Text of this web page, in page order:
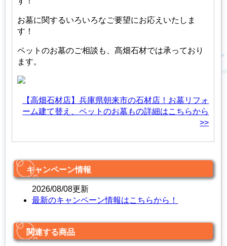
お墓に関するいろいろなご要望にお応えいたしま
す！
ペットのお墓のご相談も、髙畑石材では承っており
ます。
【高畑石材店】兵庫県朝来市の石材店！お墓リフォ
ーム建て替え、ペットのお墓もの詳細はこちらから
>>
キャンペーン情報
2026/08/08更新
最新のキャンペーン情報はこちらから！
関連する商品